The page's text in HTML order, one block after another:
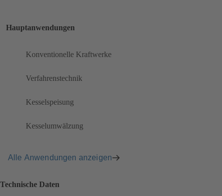
Hauptanwendungen
Konventionelle Kraftwerke
Verfahrenstechnik
Kesselspeisung
Kesselumwälzung
Alle Anwendungen anzeigen
Technische Daten